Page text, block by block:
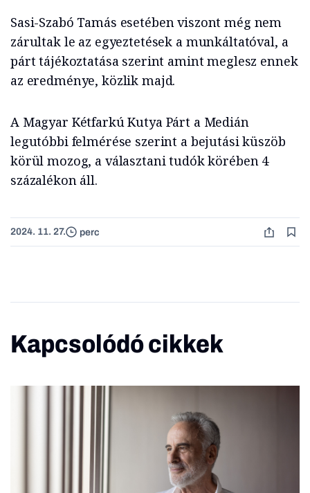
Sasi-Szabó Tamás esetében viszont még nem
zárultak le az egyeztetések a munkáltatóval, a
párt tájékoztatása szerint amint meglesz ennek
az eredménye, közlik majd.
A Magyar Kétfarkú Kutya Párt a Medián
legutóbbi felmérése szerint a bejutási küszöb
körül mozog, a választani tudók körében 4
százalékon áll.
2024. 11. 27. perc
Kapcsolódó cikkek